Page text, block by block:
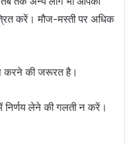
करें। मौज-मस्ती पर अधिक
करने की जरूरत है।
निर्णय लेने की गलती न करें।